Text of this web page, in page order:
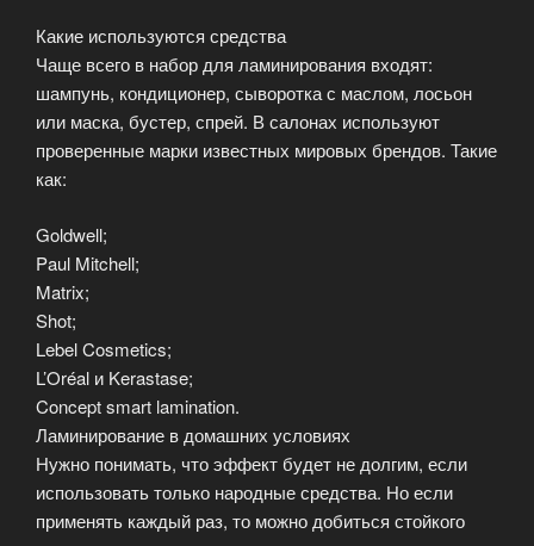
Какие используются средства
Чаще всего в набор для ламинирования входят:
шампунь, кондиционер, сыворотка с маслом, лосьон
или маска, бустер, спрей. В салонах используют
проверенные марки известных мировых брендов. Такие
как:
Goldwell;
Paul Mitchell;
Matrix;
Shot;
Lebel Cosmetics;
L’Oréal и Kerastase;
Concept smart lamination.
Ламинирование в домашних условиях
Нужно понимать, что эффект будет не долгим, если
использовать только народные средства. Но если
применять каждый раз, то можно добиться стойкого